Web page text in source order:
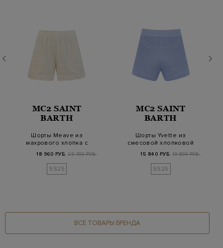
MC2 SAINT
BARTH
Шорты Meave из
махрового хлопка с
вышив…
18 960 РУБ. 23 700 РУБ.
SS25
MC2 SAINT
BARTH
Шорты Yvette из
смесовой хлопковой
15 840 РУБ. 19 800 РУБ.
SS25
ВСЕ ТОВАРЫ БРЕНДА